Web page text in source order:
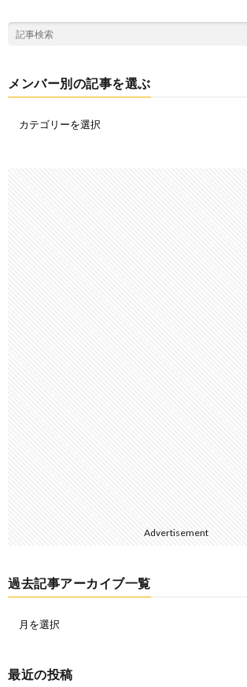
メンバー別の記事を選ぶ
Advertisement
過去記事アーカイブ一覧
最近の投稿